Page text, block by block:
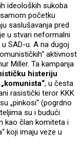
ideoloških sukoba
početku
saslušavanja pred
u stvari neformalni
SAD-u. A na dugoj
aktivnost
Miller. Ta kampanja
histeriju
, u česta
rasistički teror KKK
„pinkosi“ (pogrdno
su i budući
kao član komiteta i
koji imaju veze u